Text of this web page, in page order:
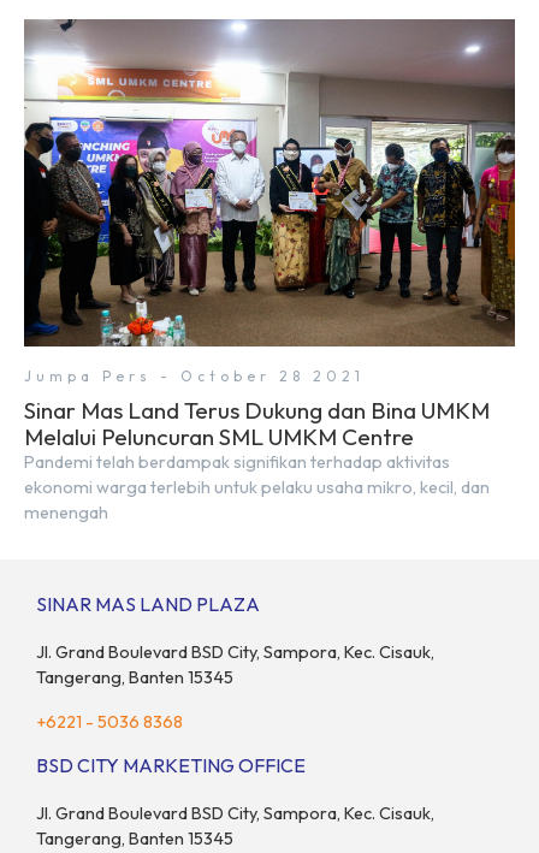
Jumpa Pers - October 28 2021
Sinar Mas Land Terus Dukung dan Bina UMKM
Melalui Peluncuran SML UMKM Centre
Pandemi telah berdampak signifikan terhadap aktivitas
ekonomi warga terlebih untuk pelaku usaha mikro, kecil, dan
menengah
SINAR MAS LAND PLAZA
Jl. Grand Boulevard BSD City, Sampora, Kec. Cisauk,
Tangerang, Banten 15345
+6221 - 5036 8368
BSD CITY MARKETING OFFICE
Jl. Grand Boulevard BSD City, Sampora, Kec. Cisauk,
Tangerang, Banten 15345